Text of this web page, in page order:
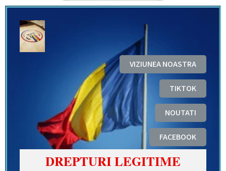
VIZIUNEA NOASTRA
TIKTOK
NOUTATI
FACEBOOK
DREPTURI LEGITIME